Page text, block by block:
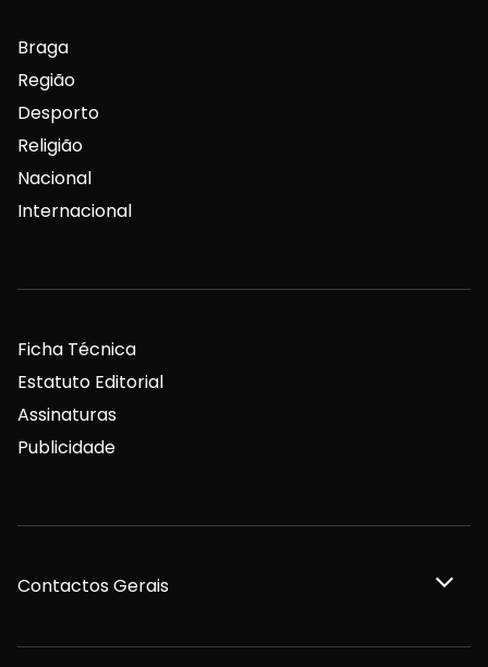
Braga
Região
Desporto
Religião
Nacional
Internacional
Ficha Técnica
Estatuto Editorial
Assinaturas
Publicidade
Contactos Gerais